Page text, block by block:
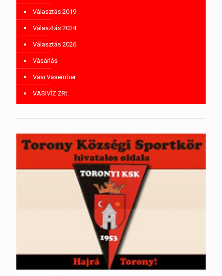
Választás 2019
Választás 2024
Választás 2026
Vásárlás
Vasi Vasember
VASIVÍZ ZRt.